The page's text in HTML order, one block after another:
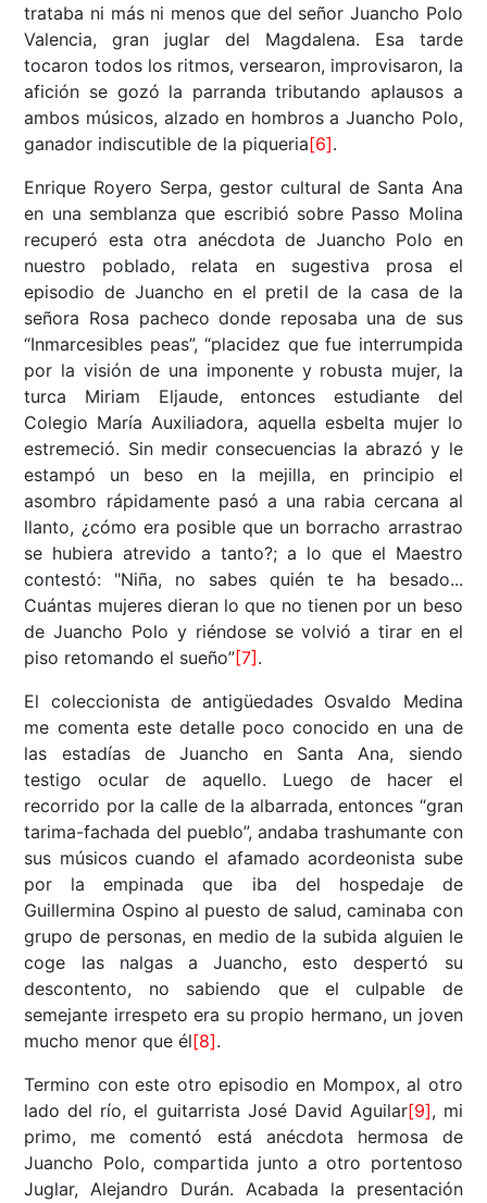
trataba ni más ni menos que del señor Juancho Polo
Valencia, gran juglar del Magdalena. Esa tarde
tocaron todos los ritmos, versearon, improvisaron, la
afición se gozó la parranda tributando aplausos a
ambos músicos, alzado en hombros a Juancho Polo,
ganador indiscutible de la piqueria[6].
Enrique Royero Serpa, gestor cultural de Santa Ana
en una semblanza que escribió sobre Passo Molina
recuperó esta otra anécdota de Juancho Polo en
nuestro poblado, relata en sugestiva prosa el
episodio de Juancho en el pretil de la casa de la
señora Rosa pacheco donde reposaba una de sus
“Inmarcesibles peas”, “placidez que fue interrumpida
por la visión de una imponente y robusta mujer, la
turca Miriam Eljaude, entonces estudiante del
Colegio María Auxiliadora, aquella esbelta mujer lo
estremeció. Sin medir consecuencias la abrazó y le
estampó un beso en la mejilla, en principio el
asombro rápidamente pasó a una rabia cercana al
llanto, ¿cómo era posible que un borracho arrastrao
se hubiera atrevido a tanto?; a lo que el Maestro
contestó: "Niña, no sabes quién te ha besado...
Cuántas mujeres dieran lo que no tienen por un beso
de Juancho Polo y riéndose se volvió a tirar en el
piso retomando el sueño”[7] .
El coleccionista de antigüedades Osvaldo Medina
me comenta este detalle poco conocido en una de
las estadías de Juancho en Santa Ana, siendo
testigo ocular de aquello. Luego de hacer el
recorrido por la calle de la albarrada, entonces “gran
tarima-fachada del pueblo”, andaba trashumante con
sus músicos cuando el afamado acordeonista sube
por la empinada que iba del hospedaje de
Guillermina Ospino al puesto de salud, caminaba con
grupo de personas, en medio de la subida alguien le
coge las nalgas a Juancho, esto despertó su
descontento, no sabiendo que el culpable de
semejante irrespeto era su propio hermano, un joven
mucho menor que él[8].
Termino con este otro episodio en Mompox, al otro
lado del río, el guitarrista José David Aguilar[9], mi
primo, me comentó está anécdota hermosa de
Juancho Polo, compartida junto a otro portentoso
Juglar, Alejandro Durán. Acabada la presentación